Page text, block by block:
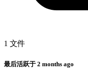
1 文件
最后活跃于 2 months ago